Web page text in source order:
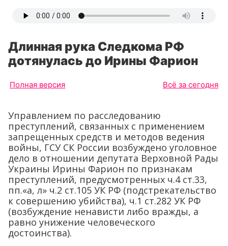
Длинная рука Следкома РФ
дотянулась до Ирины Фарион
Полная версия Всё за сегодня
Управлением по расследованию
преступлений, связанных с применением
запрещенных средств и методов ведения
войны, ГСУ СК России возбуждено уголовное
дело в отношении депутата Верховной Рады
Украины Ирины Фарион по признакам
преступлений, предусмотренных ч.4 ст.33,
пп.«а, л» ч.2 ст.105 УК РФ (подстрекательство
к совершению убийства), ч.1 ст.282 УК РФ
(возбуждение ненависти либо вражды, а
равно унижение человеческого
достоинства).